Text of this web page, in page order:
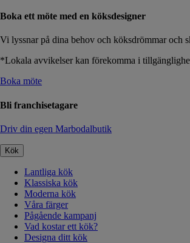
Boka ett möte med en köksdesigner
Vi lyssnar på dina behov och köksdrömmar och
*Lokala avvikelser kan förekomma i
Boka möte
Bli franchisetagare
Driv din egen Marbodalbutik
Kök
Lantliga kök
Klassiska kök
Moderna kök
Våra färger
Pågående kampanj
Vad kostar ett kök?
Designa ditt kök